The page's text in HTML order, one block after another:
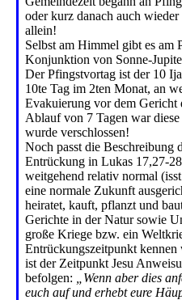
oder kurz danach auch
allein!
Selbst am Himmel gibt es am
Konjunktion von Sonne-
Der Pfingstvortag ist der 10
10te Tag im 2ten Monat, an
Evakuierung vor dem Gericht
Ablauf von 7 Tagen war
wurde verschlossen!
Noch passt die Beschreibung
Entrückung in Lukas 17,27-
weitgehend relativ normal
eine normale Zukunft
heiratet, kauft, pflanzt und
Gerichte in der Natur sowie
große Kriege bzw. ein
Entrückungszeitpunkt kennen
ist der Zeitpunkt Jesu
befolgen:
„Wenn aber dies
euch auf und erhebt eure